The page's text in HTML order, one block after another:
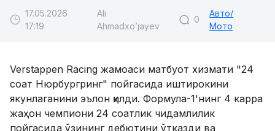
17.05.2026
17:19
Ali
Ahmadxo’jayev
0
Авто/
Мото
Verstappen Racing жамоаси матбуот хизмати "24
соат Нюрбургринг" пойгасида иштирокини
якунлаганини эълон қилди. Формула-1'нинг 4 карра
жаҳон чемпиони 24 соатлик чидамлилик
пойгасида ўзининг дебютини ўтказди ва